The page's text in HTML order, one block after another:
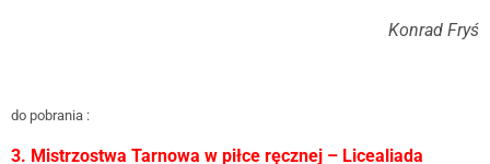
Konrad Fryś
do pobrania :
3. Mistrzostwa Tarnowa w piłce ręcznej – Licealiada